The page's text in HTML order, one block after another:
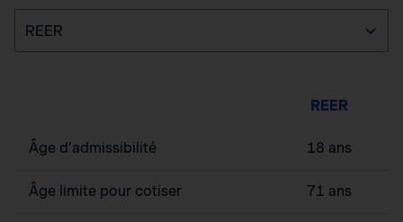
REER
Âge d’admissibilité 18 ans
Âge limite pour cotiser 71 ans